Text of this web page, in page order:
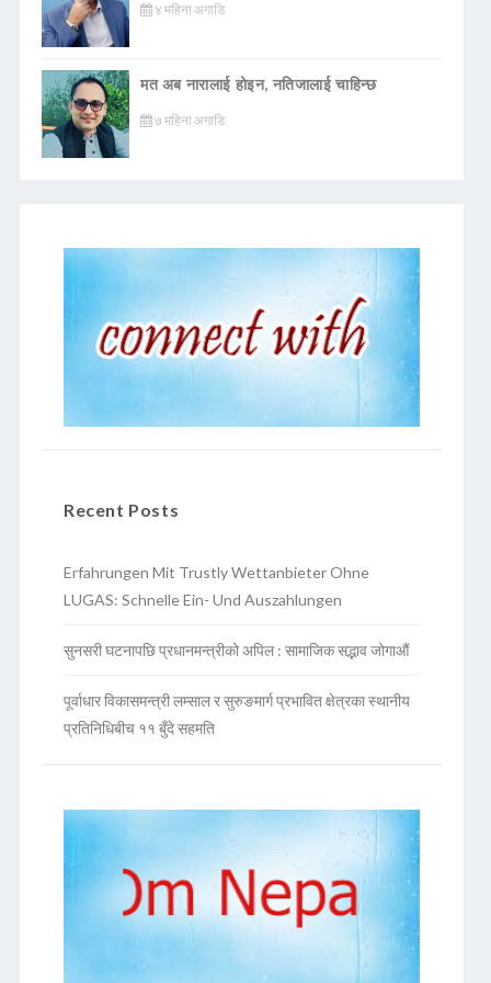
४ महिना अगाडि
मत अब नारालाई होइन, नतिजालाई चाहिन्छ
७ महिना अगाडि
Recent Posts
Erfahrungen Mit Trustly Wettanbieter Ohne
LUGAS: Schnelle Ein- Und Auszahlungen
सुनसरी घटनापछि प्रधानमन्त्रीको अपिल : सामाजिक सद्भाव जोगाऔं
पूर्वाधार विकासमन्त्री लम्साल र सुरुङमार्ग प्रभावित क्षेत्रका स्थानीय
प्रतिनिधिबीच ११ बुँदे सहमति